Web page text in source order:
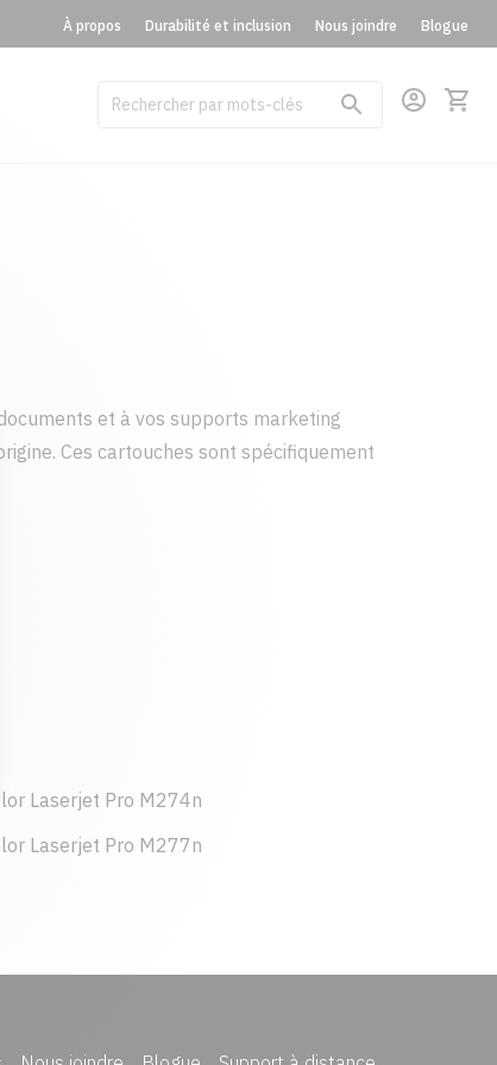
À propos Durabilité et inclusion Nous joindre Blogue
et à vos supports marketing
Ces cartouches sont spécifiquement
Laserjet Pro M274n
Laserjet Pro M277n